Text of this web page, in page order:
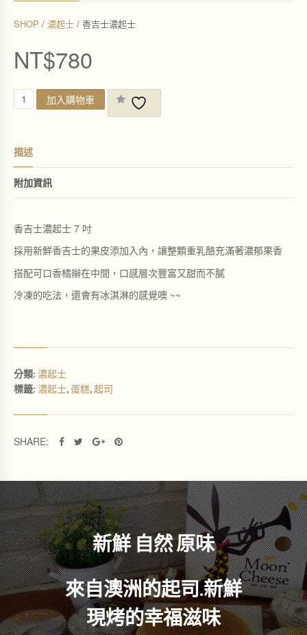
SHOP / 濃起士 / 香吉士濃起士
NT$780
香
吉
起
士
數
量
加入購物車
描述
附加資訊
香吉士濃起士 7 吋
採用新鮮香吉士的果皮添加入內，讓整顆重乳酪充滿著濃郁果香
搭配可口香橘辮在中間，口感層次豐富又甜而不膩
冷凍的吃法，還會有冰淇淋的感覺噢 ~~
分類: 濃起士
標籤: 濃起士,蛋糕,起司
SHARE:
新鮮 自然 原味
來自澳洲的起司.新鮮
現烤的幸福滋味